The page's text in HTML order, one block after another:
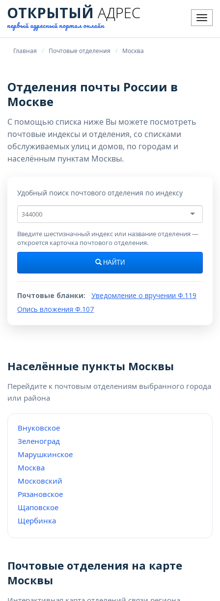
ОТКРЫТЫЙ АДРЕС
первый адресный портал онлайн
Главная Почтовые отделения Москва
Отделения почты России в
Москве
С помощью списка ниже Вы можете посмотреть
почтовые индексы и отделения, со списками
обслуживаемых улиц и домов, по городам и
населённым пунктам Москвы.
Удобный поиск почтового отделения по индексу
Почтовый
индекс
Введите шестизначный индекс или название отделения —
откроется карточка почтового отделения.
НАЙТИ
Почтовые бланки:
Уведомление о вручении Ф.119
Опись вложения Ф.107
Населённые пункты Москвы
Перейдите к почтовым отделениям выбранного города
или района
Внуковское
Зеленоград
Марушкинское
Москва
Московский
Рязановское
Щаповское
Щербинка
Почтовые отделения на карте
Москвы